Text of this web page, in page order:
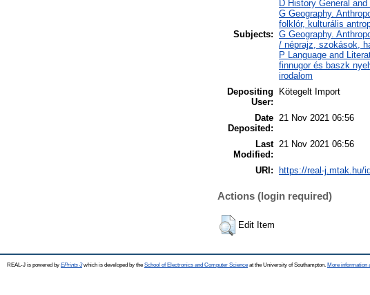
Subjects:
D History General
G Geography.
folklór, kulturális
G Geography.
/ néprajz, szokások,
P Language and
finnugor és baszk
irodalom
Depositing
User:
Kötegelt Import
Date
Deposited:
21 Nov 2021 06:56
Last
Modified:
21 Nov 2021 06:56
URI: https://real-j.mtak.hu/
Actions (login required)
Edit Item
REAL-J is powered by EPrints 3which is developed by the School of Electronics and Computer Science at the University of Southampton. More information